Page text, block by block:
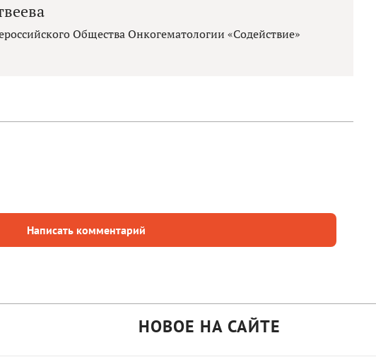
Общества Онкогематологии «Содействие»
Написать комментарий
НОВОЕ НА САЙТЕ